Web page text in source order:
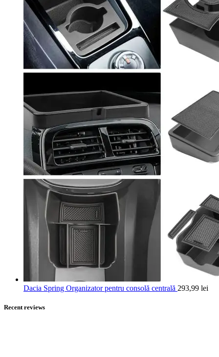
Dacia Spring Organizator pentru consolă centrală 293,99 lei
Recent reviews